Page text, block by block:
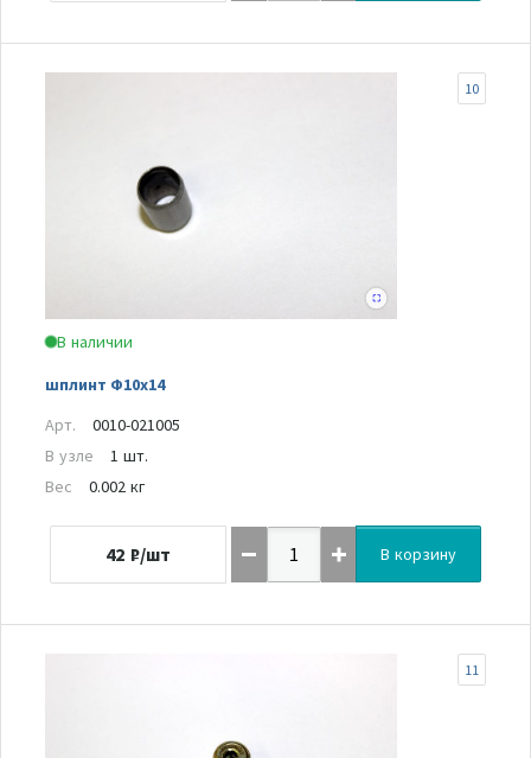
В наличии
шплинт Ф10х14
10
Арт.
0010-021005
В узле
1 шт.
Вес
0.002 кг
42 ₽/шт В корзину
11